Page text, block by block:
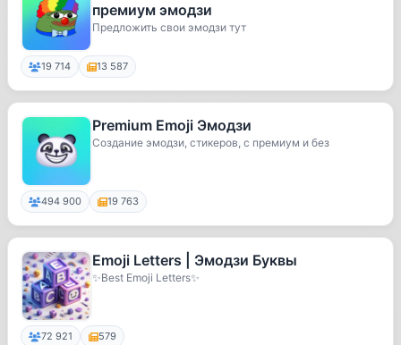
премиум эмодзи
Предложить свои эмодзи тут
19 714 13 587
Premium Emoji Эмодзи
Создание эмодзи, стикеров, с премиум и без
494 900 19 763
Emoji Letters | Эмодзи Буквы
✨Best Emoji Letters✨
72 921 579